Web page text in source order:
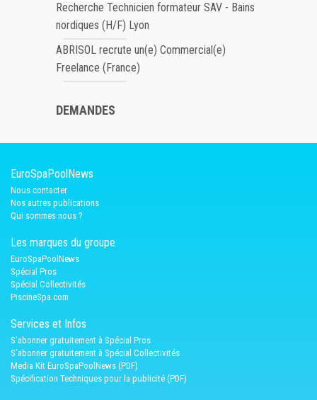
Recherche Technicien formateur SAV - Bains
nordiques (H/F) Lyon
ABRISOL recrute un(e) Commercial(e)
Freelance (France)
DEMANDES
EuroSpaPoolNews
Nous contacter
Nos autres publications
Qui sommes nous ?
Les marques du groupe
EuroSpaPoolNews
Spécial Pros
Spécial Collectivités
PiscineSpa.com
Services et Infos
S'abonner gratuitement à Spécial Pros
S'abonner gratuitement à Spécial Collectivités
Media Kit EuroSpaPoolNews (PDF)
Spécification Techniques pour la publicité (PDF)